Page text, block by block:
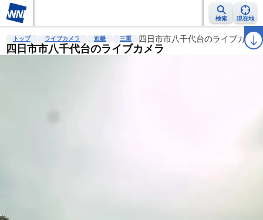
検索 現在地
雨雲レーダー 台風情報 地震情報 警報・注意報 2週間天気 ラ
トップ ライブカメラ 近畿 三重 四日市市八千代台のライブカメラ
四日市市八千代台のライブカメラ